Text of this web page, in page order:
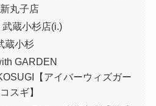
丸子店
蔵小杉店(i.)
蔵小杉
GARDEN
【アイバーウィズガー
スギ】